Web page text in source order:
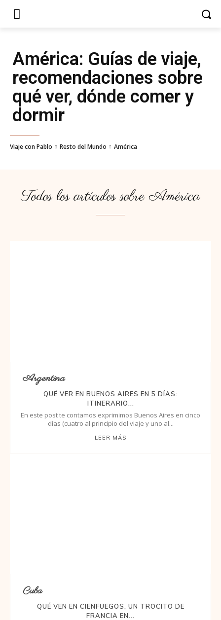
América: Guías de viaje,
recomendaciones sobre
qué ver, dónde comer y
dormir
Viaje con Pablo Resto del Mundo América
Todos los artículos sobreAmérica
Argentina
QUÉ VER EN BUENOS AIRES EN 5 DÍAS:
ITINERARIO...
En este post te contamos exprimimos Buenos Aires en cinco
días (cuatro al principio del viaje y uno al...
LEER MÁS
Cuba
QUÉ VEN EN CIENFUEGOS, UN TROCITO DE
FRANCIA EN...